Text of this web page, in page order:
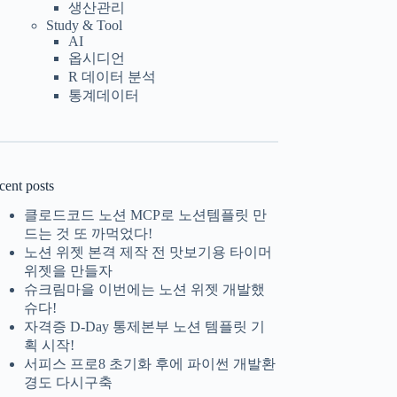
생산관리
Study & Tool
AI
옵시디언
R 데이터 분석
통계데이터
posts
클로드코드 노션 MCP로 노션템플릿 만
드는 것 또 까먹었다!
노션 위젯 본격 제작 전 맛보기용 타이머
위젯을 만들자
슈크림마을 이번에는 노션 위젯 개발했
슈다!
자격증 D-Day 통제본부 노션 템플릿 기
획 시작!
서피스 프로8 초기화 후에 파이썬 개발환
경도 다시구축